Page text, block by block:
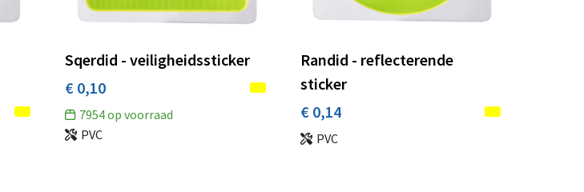
Sqerdid - veiligheidssticker
€ 0,10
7954op voorraad
PVC
Randid - reflecterende
sticker
€ 0,14
PVC